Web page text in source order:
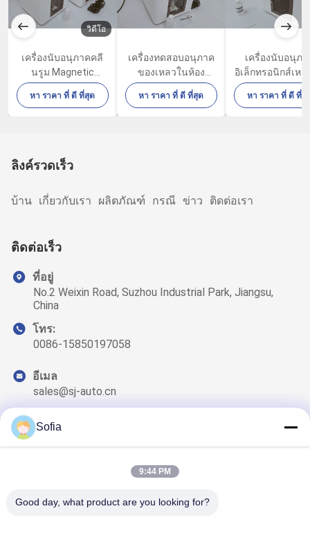
วิดีโอ
เครื่องนับอนุภาคคลี
นรูม Magnetic
Stirring LE100 พร้อม
เครื่องพิมพ์ในตัว
หา ราคา ที่ ดี ที่สุด
เครื่องทดสอบอนุภาค
ของเหลวในห้อง
ปฏิบัติการ LE100
LE100S
หา ราคา ที่ ดี ที่สุด
เครื่องนับอนุภ
อิเล็กทรอนิกส์เหล
ห้องปฏิบัติการ
CFR ส่วนที่ 11
หา ราคา ที่ ดี ที่สุ
ลิงค์รวดเร็ว
บ้าน เกี่ยวกับเรา ผลิตภัณฑ์ กรณี ข่าว ติดต่อเรา
ติดต่อเร็ว
ที่อยู่
No.2 Weixin Road, Suzhou Industrial Park, Jiangsu,
China
โทร:
0086-15850197058
อีเมล
sales@sj-auto.cn
Sofia
9:44 PM
Good day, what product are you looking for?